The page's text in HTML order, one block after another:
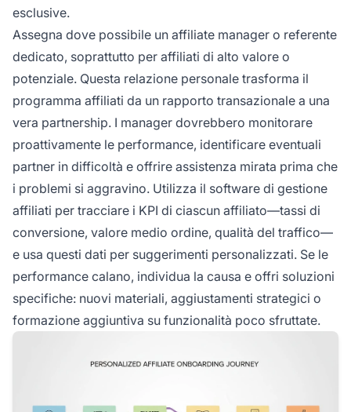
esclusive.
Assegna dove possibile un affiliate manager o referente
dedicato, soprattutto per affiliati di alto valore o
potenziale. Questa relazione personale trasforma il
programma affiliati da un rapporto transazionale a una
vera partnership. I manager dovrebbero monitorare
proattivamente le performance, identificare eventuali
partner in difficoltà e offrire assistenza mirata prima che
i problemi si aggravino. Utilizza il software di gestione
affiliati per tracciare i KPI di ciascun affiliato—tassi di
conversione, valore medio ordine, qualità del traffico—
e usa questi dati per suggerimenti personalizzati. Se le
performance calano, individua la causa e offri soluzioni
specifiche: nuovi materiali, aggiustamenti strategici o
formazione aggiuntiva su funzionalità poco sfruttate.